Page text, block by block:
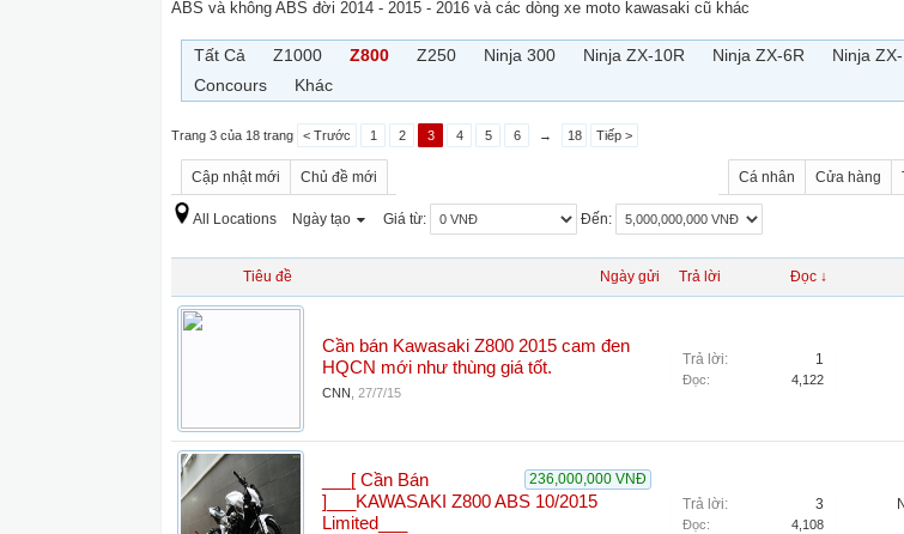
ABS và không ABS đời 2014 - 2015 - 2016 và các dòng xe moto kawasaki cũ khác
Tất Cả Z1000 Z800 Z250 Ninja 300 Ninja ZX-10R Ninja ZX-6R
Ninja
Concours
Khác
Trang 3 của 18 trang < Trước 1 2 3 4 5 6 → 18 Tiếp >
Cập nhật mới Chủ đề mới Cá nhân Cửa hàng
All Locations Ngày tạo Giá từ: Đến:
Tiêu đề Ngày gửi Trả lời Đọc ↓
Cần bán Kawasaki Z800 2015 cam đen
HQCN mới như thùng giá tốt.
CNN 27/7/15
Trả lời: 1
Đọc: 4,122
236,000,000 VNĐ
___[ Cần Bán
]___KAWASAKI Z800 ABS 10/2015
Limited___
Trả lời: 3
Đọc: 4,108